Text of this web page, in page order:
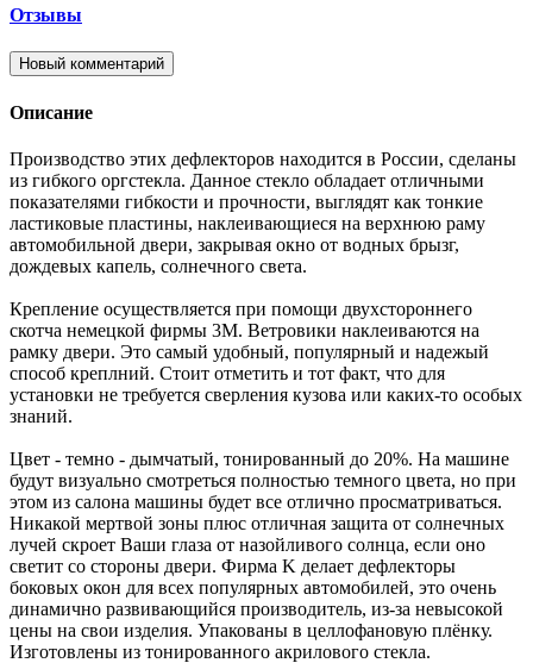
Отзывы
Новый комментарий
Описание
Производство этих дефлекторов находится в России, сделаны
из гибкого оргстекла. Данное стекло обладает отличными
показателями гибкости и прочности, выглядят как тонкие
ластиковые пластины, наклеивающиеся на верхнюю раму
автомобильной двери, закрывая окно от водных брызг,
дождевых капель, солнечного света.
Крепление осуществляется при помощи двухстороннего
скотча немецкой фирмы 3M. Ветровики наклеиваются на
рамку двери. Это самый удобный, популярный и надежый
способ креплний. Стоит отметить и тот факт, что для
установки не требуется сверления кузова или каких-то особых
знаний.
Цвет - темно - дымчатый, тонированный до 20%. На машине
будут визуально смотреться полностью темного цвета, но при
этом из салона машины будет все отлично просматриваться.
Никакой мертвой зоны плюс отличная защита от солнечных
лучей скроет Ваши глаза от назойливого солнца, если оно
светит со стороны двери. Фирма K делает дефлекторы
боковых окон для всех популярных автомобилей, это очень
динамично развивающийся производитель, из-за невысокой
цены на свои изделия. Упакованы в целлофановую плёнку.
Изготовлены из тонированного акрилового стекла.